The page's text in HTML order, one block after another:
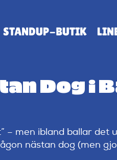
STANDUP-BUTIK
Dog i
men ibland ballar det
nästan dog (men